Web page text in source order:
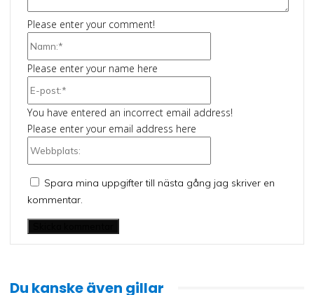
Kommentar:
Please enter your comment!
Please enter your name here
You have entered an incorrect email address!
Please enter your email address here
Spara mina uppgifter till nästa gång jag skriver en
kommentar.
Du kanske även gillar